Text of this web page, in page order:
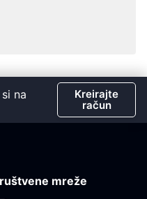
na
Kreirajte
račun
mreže